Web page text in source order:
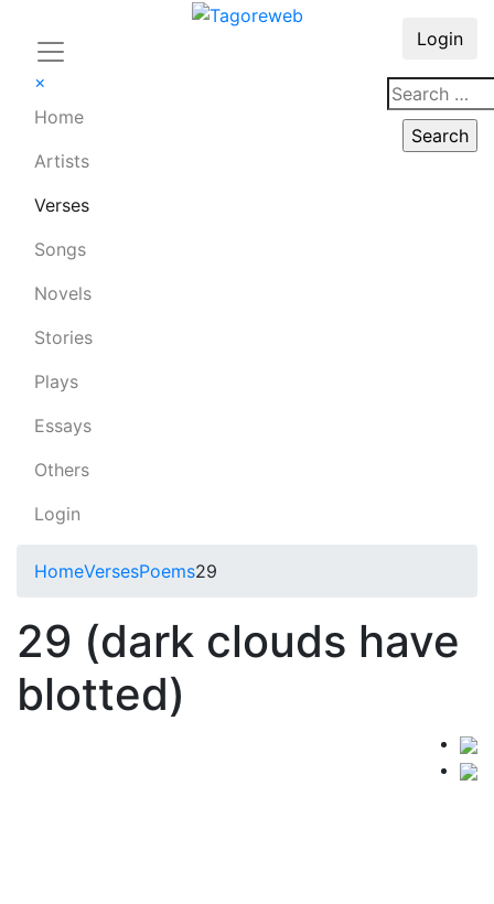
×
Home
Artists
Verses
Songs
Novels
Stories
Plays
Essays
Others
Login
Login
HomeVersesPoems29
29 (dark clouds have
blotted)